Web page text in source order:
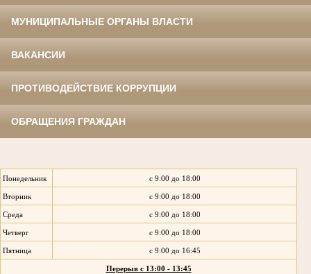
МУНИЦИПАЛЬНЫЕ ОРГАНЫ ВЛАСТИ
ВАКАНСИИ
ПРОТИВОДЕЙСТВИЕ КОРРУПЦИИ
ОБРАЩЕНИЯ ГРАЖДАН
Понедельник с 9:00 до 18:00
Вторник с 9:00 до 18:00
Среда с 9:00 до 18:00
Четверг с 9:00 до 18:00
Пятница с 9:00 до 16:45
Перерыв с 13:00 - 13:45